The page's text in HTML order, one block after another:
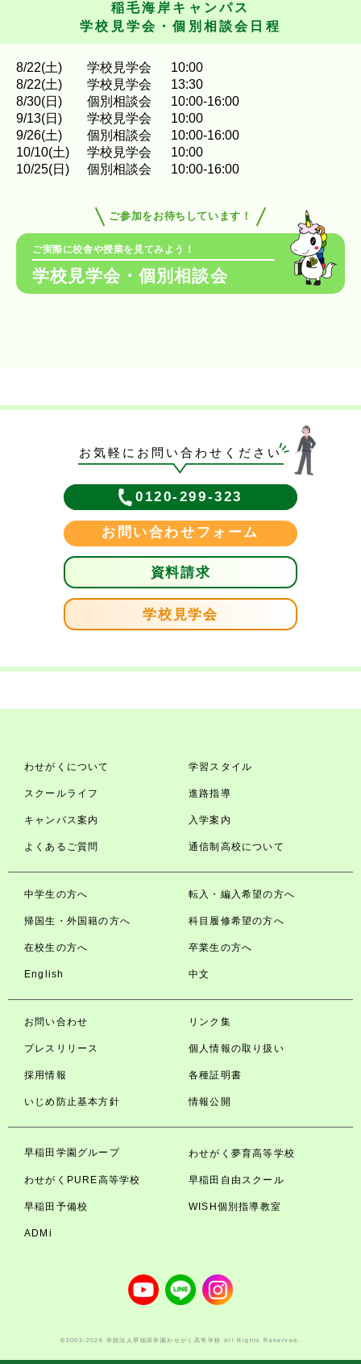
稲毛海岸キャンパス
学校見学会・個別相談会日程
8/22(土) 学校見学会
10:00
8/22(土) 学校見学会
13:30
8/30(日) 個別相談会
10:00-16:00
9/13(日) 学校見学会
10:00
9/26(土) 個別相談会
10:00-16:00
10/10(土) 学校見学会
10:00
10/25(日) 個別相談会 10:00-16:00
ご参加をお待ちしています！
ご実際に校舎や授業を見てみよう！
学校見学会・個別相談会
お気軽にお問い合わせください
0120-299-323
お問い合わせフォーム
資料請求
学校見学会
わせがくについて 学習スタイル
スクールライフ 進路指導
キャンパス案内 入学案内
よくあるご質問 通信制高校について
中学生の方へ 転入・編入希望の方へ
帰国生・外国籍の方へ 科目履修希望の方へ
在校生の方へ 卒業生の方へ
English 中文
お問い合わせ リンク集
プレスリリース 個人情報の取り扱い
採用情報 各種証明書
いじめ防止基本方針 情報公開
早稲田学園グループ わせがく夢育高等学校
わせがくPURE高等学校 早稲田自由スクール
早稲田予備校 WISH個別指導教室
ADMi
©2003-2026 学校法人早稲田学園わせがく高等学校 All Rights Reserved.